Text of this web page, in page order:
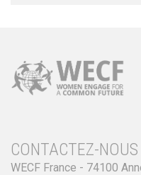
CONTACTEZ-NOUS
WECF France - 74100